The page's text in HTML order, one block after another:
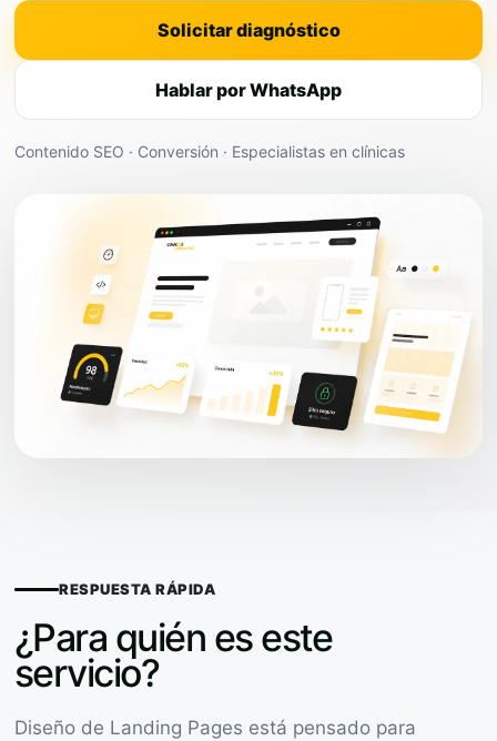
Solicitar diagnóstico
Hablar por WhatsApp
Contenido SEO · Conversión · Especialistas en clínicas
RESPUESTA RÁPIDA
¿Para quién es este
servicio?
Diseño de Landing Pages está pensado para